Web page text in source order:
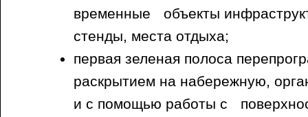
временные объекты
стенды, места отдыха;
первая зеленая полоса
раскрытием на набережную,
и с помощью работы с